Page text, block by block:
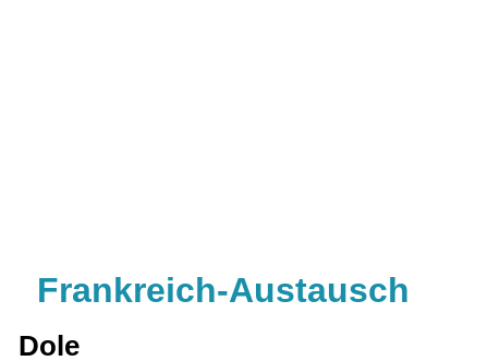
Frankreich-Austausch
Dole